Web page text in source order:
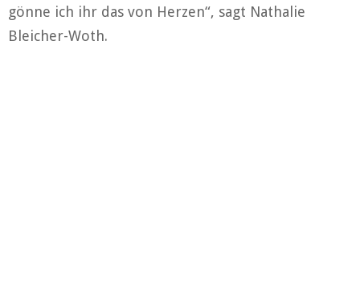
gönne ich ihr das von Herzen“, sagt Nathalie
Bleicher-Woth.